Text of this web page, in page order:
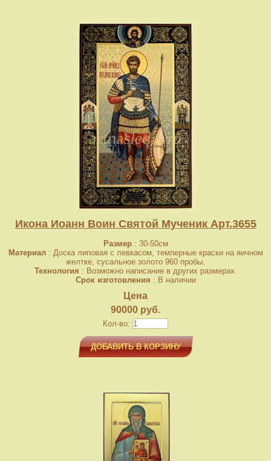
Икона Иоанн Воин Святой Мученик Арт.3655
Размер: 30-50см
Материал: Доска липовая с левкасом, темперные краски на яичном
желтке, сусальное золото 960 пробы.
Технология : Возможно написание в других размерах.
Срок изготовления : В наличии
Цена
90000 руб.
Кол-во:
ДОБАВИТЬ В КОРЗИНУ